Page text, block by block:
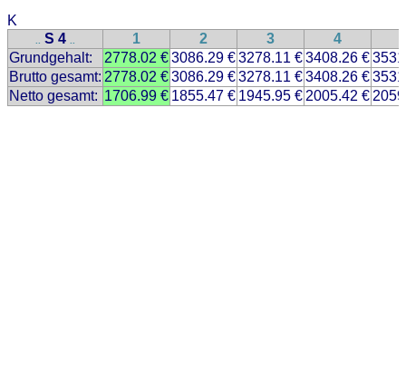
K
.. S 4 .. 1 2 3 4
Grundgehalt:
2778.02 €3086.29 €3278.11 €3408.26 €
Brutto gesamt: 2778.02 €3086.29 €3278.11 €3408.26 €
Netto gesamt: 1706.99 € 1855.47 € 1945.95 € 2005.42 €